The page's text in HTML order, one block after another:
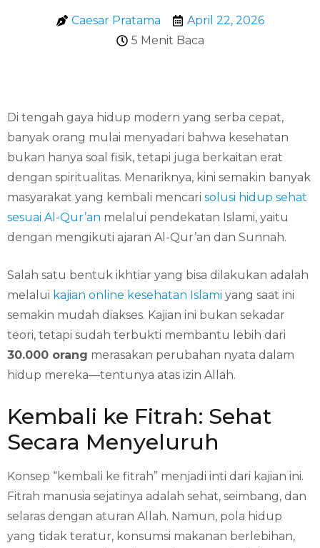
Caesar Pratama
April 22, 2026
5 Menit Baca
Di tengah gaya hidup modern yang serba cepat,
banyak orang mulai menyadari bahwa kesehatan
bukan hanya soal fisik, tetapi juga berkaitan erat
dengan spiritualitas. Menariknya, kini semakin banyak
masyarakat yang kembali mencari solusi hidup sehat
sesuai Al-Qur’an melalui pendekatan Islami, yaitu
dengan mengikuti ajaran Al-Qur’an dan Sunnah.
Salah satu bentuk ikhtiar yang bisa dilakukan adalah
melalui kajian online kesehatan Islami yang saat ini
semakin mudah diakses. Kajian ini bukan sekadar
teori, tetapi sudah terbukti membantu lebih dari
30.000 orang merasakan perubahan nyata dalam
hidup mereka—tentunya atas izin Allah.
Kembali ke Fitrah: Sehat
Secara Menyeluruh
Konsep “kembali ke fitrah” menjadi inti dari kajian ini.
Fitrah manusia sejatinya adalah sehat, seimbang, dan
selaras dengan aturan Allah. Namun, pola hidup
yang tidak teratur, konsumsi makanan berlebihan,